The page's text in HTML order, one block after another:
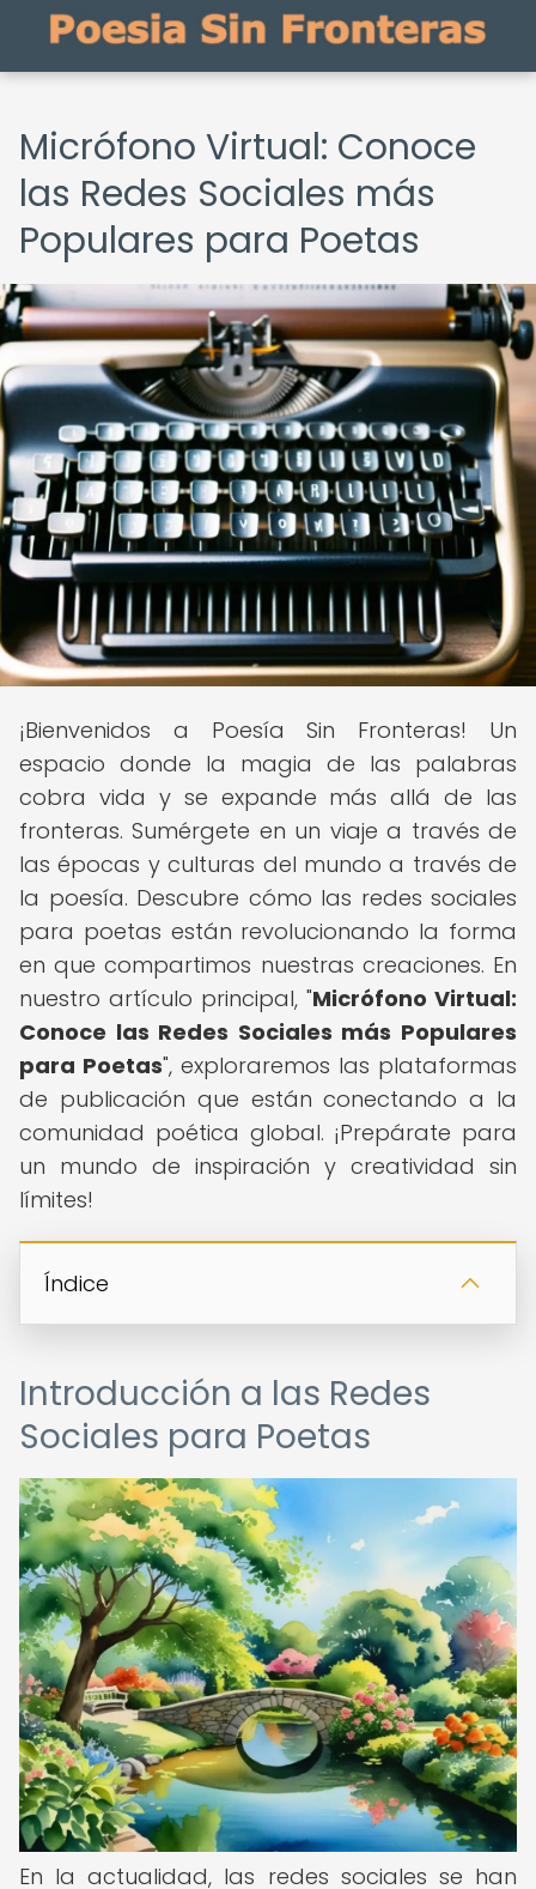
Micrófono Virtual: Conoce
las Redes Sociales más
Populares para Poetas
¡Bienvenidos a Poesía Sin Fronteras! Un
espacio donde la magia de las palabras
cobra vida y se expande más allá de las
fronteras. Sumérgete en un viaje a través de
las épocas y culturas del mundo a través de
la poesía. Descubre cómo las redes sociales
para poetas están revolucionando la forma
en que compartimos nuestras creaciones. En
nuestro artículo principal, "Micrófono Virtual:
Conoce las Redes Sociales más Populares
para Poetas", exploraremos las plataformas
de publicación que están conectando a la
comunidad poética global. ¡Prepárate para
un mundo de inspiración y creatividad sin
límites!
Índice
Introducción a las Redes
Sociales para Poetas
En la actualidad, las redes sociales se han